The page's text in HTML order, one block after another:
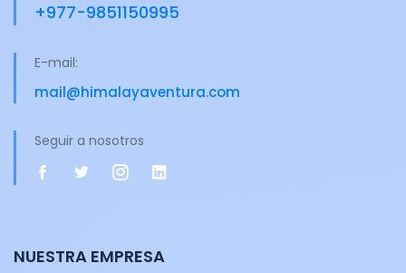
+977-9851150995
E-mail:
mail@himalayaventura.com
Seguir a nosotros
NUESTRA EMPRESA